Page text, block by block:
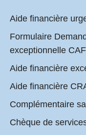
Aide financière
Formulaire
exceptionnelle CAF
Aide financière
Aide financière
Complémentaire
Chèque de